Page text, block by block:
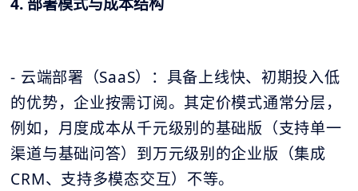
- 云端部署（SaaS）：具备上线快、初期投入低
的优势，企业按需订阅。其定价模式通常分层，
例如，月度成本从千元级别的基础版（支持单一
渠道与基础问答）到万元级别的企业版（集成
CRM、支持多模态交互）不等。